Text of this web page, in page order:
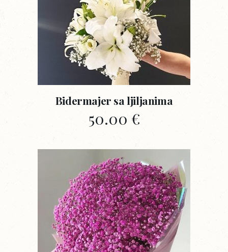
Bidermajer sa ljiljanima
50.00 €